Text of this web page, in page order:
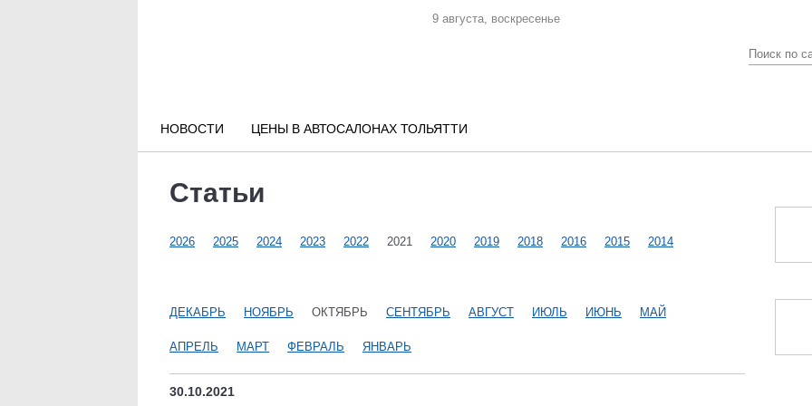
9 августа, воскресенье
НОВОСТИ ЦЕНЫ В АВТОСАЛОНАХ ТОЛЬЯТТИ
Статьи
2026 2025 2024 2023 2022 2021 2020 2019 2018 2016 2015 2014
ДЕКАБРЬ НОЯБРЬ ОКТЯБРЬ СЕНТЯБРЬ АВГУСТ ИЮЛЬ ИЮНЬ МАЙ
АПРЕЛЬ МАРТ ФЕВРАЛЬ ЯНВАРЬ
30.10.2021